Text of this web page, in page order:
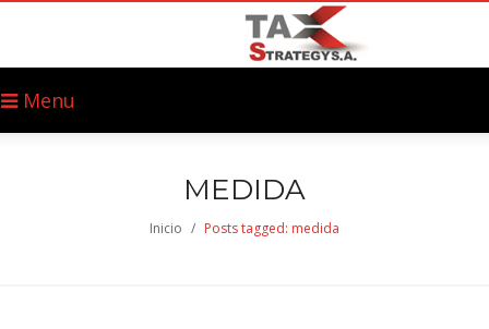
Menu
MEDIDA
Inicio / Posts tagged: medida